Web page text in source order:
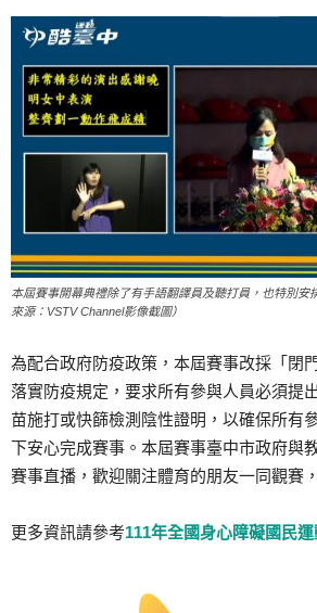
本屆賽事開幕典禮除了有手語翻譯員及聽打員，也特別安
來源：VSTV Channel影像截圖）
為配合政府防疫政策，本屆賽事改採「閉
落實防疫規定，要求所有參與人員必須提
苗施打或快篩檢測陰性證明，以確保所有
下安心完成賽事。本屆賽事臺中市政府與
賽事直播，歡迎關注體育的朋友一同觀賽
更多資訊請參考111年全國身心障礙國民